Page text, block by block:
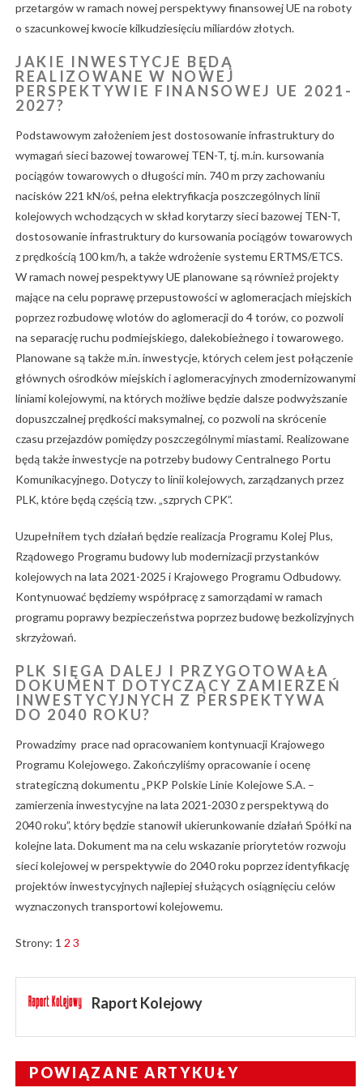
przetargów w ramach nowej perspektywy finansowej UE na roboty
o szacunkowej kwocie kilkudziesięciu miliardów złotych.
JAKIE INWESTYCJE BĘDĄ
REALIZOWANE W NOWEJ
PERSPEKTYWIE FINANSOWEJ UE 2021-
2027?
Podstawowym założeniem jest dostosowanie infrastruktury do
wymagań sieci bazowej towarowej TEN-T, tj. m.in. kursowania
pociągów towarowych o długości min. 740 m przy zachowaniu
nacisków 221 kN/oś, pełna elektryfikacja poszczególnych linii
kolejowych wchodzących w skład korytarzy sieci bazowej TEN-T,
dostosowanie infrastruktury do kursowania pociągów towarowych
z prędkością 100 km/h, a także wdrożenie systemu ERTMS/ETCS.
W ramach nowej pespektywy UE planowane są również projekty
mające na celu poprawę przepustowości w aglomeracjach miejskich
poprzez rozbudowę wlotów do aglomeracji do 4 torów, co pozwoli
na separację ruchu podmiejskiego, dalekobieżnego i towarowego.
Planowane są także m.in. inwestycje, których celem jest połączenie
głównych ośrodków miejskich i aglomeracyjnych zmodernizowanymi
liniami kolejowymi, na których możliwe będzie dalsze podwyższanie
dopuszczalnej prędkości maksymalnej, co pozwoli na skrócenie
czasu przejazdów pomiędzy poszczególnymi miastami. Realizowane
będą także inwestycje na potrzeby budowy Centralnego Portu
Komunikacyjnego. Dotyczy to linii kolejowych, zarządzanych przez
PLK, które będą częścią tzw. „szprych CPK”.
Uzupełniłem tych działań będzie realizacja Programu Kolej Plus,
Rządowego Programu budowy lub modernizacji przystanków
kolejowych na lata 2021-2025 i Krajowego Programu Odbudowy.
Kontynuować będziemy współpracę z samorządami w ramach
programu poprawy bezpieczeństwa poprzez budowę bezkolizyjnych
skrzyżowań.
PLK SIĘGA DALEJ I PRZYGOTOWAŁA
DOKUMENT DOTYCZĄCY ZAMIERZEŃ
INWESTYCYJNYCH Z PERSPEKTYWA
DO 2040 ROKU?
Prowadzimy prace nad opracowaniem kontynuacji Krajowego
Programu Kolejowego. Zakończyliśmy opracowanie i ocenę
strategiczną dokumentu „PKP Polskie Linie Kolejowe S.A. –
zamierzenia inwestycyjne na lata 2021-2030 z perspektywą do
2040 roku”, który będzie stanowił ukierunkowanie działań Spółki na
kolejne lata. Dokument ma na celu wskazanie priorytetów rozwoju
sieci kolejowej w perspektywie do 2040 roku poprzez identyfikację
projektów inwestycyjnych najlepiej służących osiągnięciu celów
wyznaczonych transportowi kolejowemu.
Strony: 1 2 3
Raport Kolejowy
POWIĄZANE ARTYKUŁY